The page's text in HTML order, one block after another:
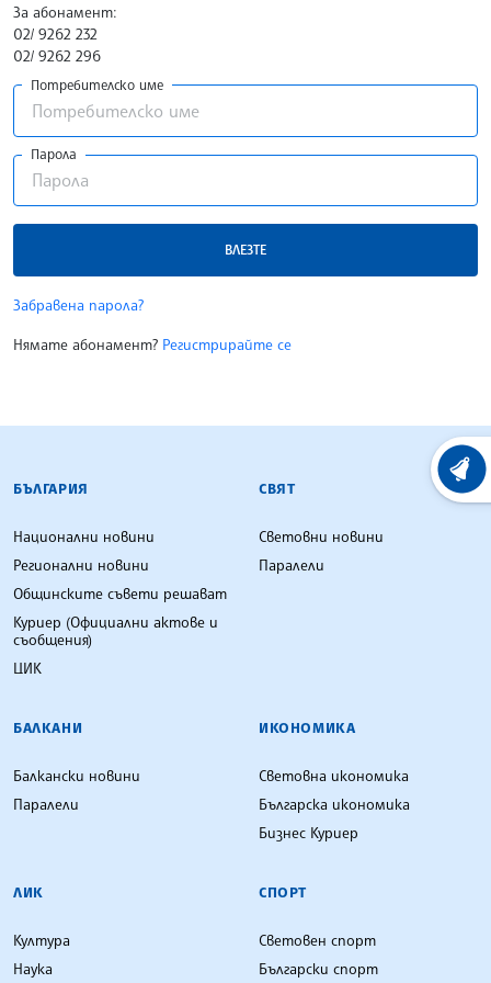
За абонамент:
02/ 9262 232
02/ 9262 296
Потребителско име
Парола
ВЛЕЗТЕ
Забравена парола?
Нямате абонамент? Регистрирайте се
БЪЛГАРСКА ТЕЛЕГРАФНА АГЕНЦИЯ
БЪЛГАРИЯ
Национални новини
Регионални новини
Общинските съвети решават
Куриер (Официални актове и
съобщения)
ЦИК
СВЯТ
Световни новини
Паралели
БАЛКАНИ
Балкански новини
Паралели
ИКОНОМИКА
Световна икономика
Българска икономика
Бизнес Куриер
ЛИК
Култура
Наука
СПОРТ
Световен спорт
Български спорт